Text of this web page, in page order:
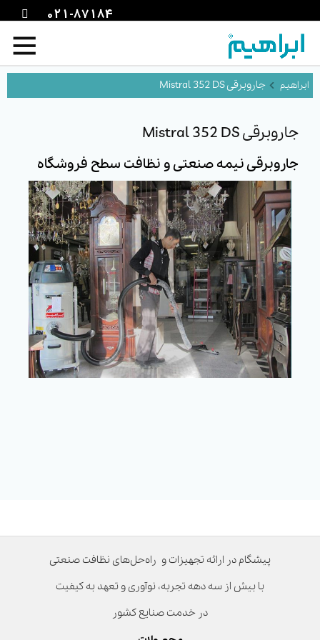
021-87184
جاروبرقی Mistral 352 DS
جاروبرقی Mistral 352 DS
جاروبرقی نیمه صنعتی و نظافت سطح فروشگاه
پیشگام در ارائه تجهیزات و راه‌حل‌های نظافت صنعتی
با بیش از سه دهه تجربه، نوآوری و تعهد به کیفیت
در خدمت صنایع کشور